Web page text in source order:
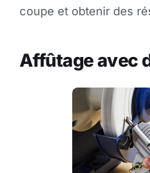
coupe et obtenir des
Affûtage avec